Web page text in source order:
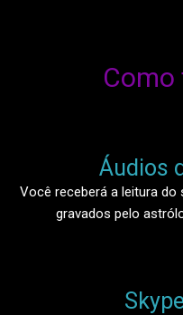
Áudios
Você receberá a leitura do
gravados pelo